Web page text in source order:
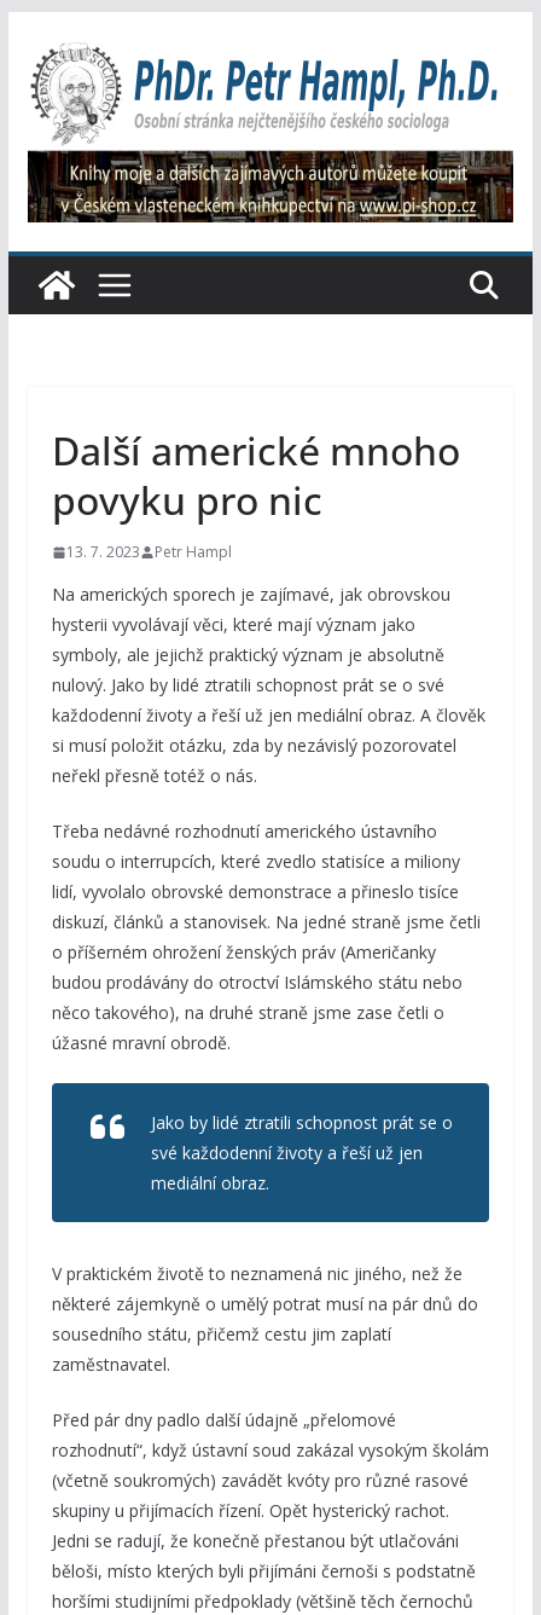
obsah
Další americké mnoho
povyku pro nic
13. 7. 2023 Petr Hampl
Na amerických sporech je zajímavé, jak obrovskou
hysterii vyvolávají věci, které mají význam jako
symboly, ale jejichž praktický význam je absolutně
nulový. Jako by lidé ztratili schopnost prát se o své
každodenní životy a řeší už jen mediální obraz. A člověk
si musí položit otázku, zda by nezávislý pozorovatel
neřekl přesně totéž o nás.
Třeba nedávné rozhodnutí amerického ústavního
soudu o interrupcích, které zvedlo statisíce a miliony
lidí, vyvolalo obrovské demonstrace a přineslo tisíce
diskuzí, článků a stanovisek. Na jedné straně jsme četli
o příšerném ohrožení ženských práv (Američanky
budou prodávány do otroctví Islámského státu nebo
něco takového), na druhé straně jsme zase četli o
úžasné mravní obrodě.
Jako by lidé ztratili schopnost prát se o
své každodenní životy a řeší už jen
mediální obraz.
V praktickém životě to neznamená nic jiného, než že
některé zájemkyně o umělý potrat musí na pár dnů do
sousedního státu, přičemž cestu jim zaplatí
zaměstnavatel.
Před pár dny padlo další údajně „přelomové
rozhodnutí“, když ústavní soud zakázal vysokým školám
(včetně soukromých) zavádět kvóty pro různé rasové
skupiny u přijímacích řízení. Opět hysterický rachot.
Jedni se radují, že konečně přestanou být utlačováni
běloši, místo kterých byli přijímáni černoši s podstatně
horšími studijními předpoklady (většině těch černochů